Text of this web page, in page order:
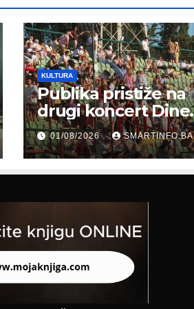
KULTURA
Publika pristiže na
drugi koncert Dine
Merlina na Koševu
01/08/2026 SMARTINFO.BA